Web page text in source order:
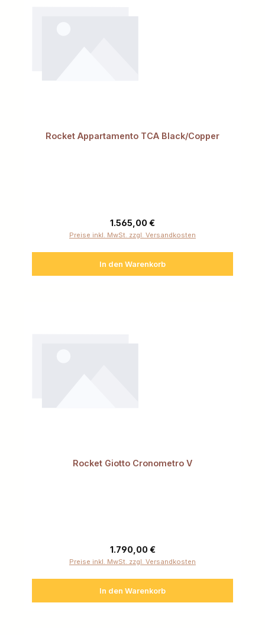
Rocket Appartamento TCA Black/Copper
Regulärer Preis:
1.565,00 €
Preise inkl. MwSt. zzgl. Versandkosten
In den Warenkorb
Rocket Giotto Cronometro V
Regulärer Preis:
1.790,00 €
Preise inkl. MwSt. zzgl. Versandkosten
In den Warenkorb